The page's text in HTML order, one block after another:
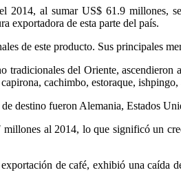
2014, al sumar US$ 61.9 millones,
exportadora de esta parte del país.
de este producto. Sus principales
del Oriente,
cachimbo, estoraque,
destino fueron Alemania, Estados
al 2014, lo que significó un
de café, exhibió una caída